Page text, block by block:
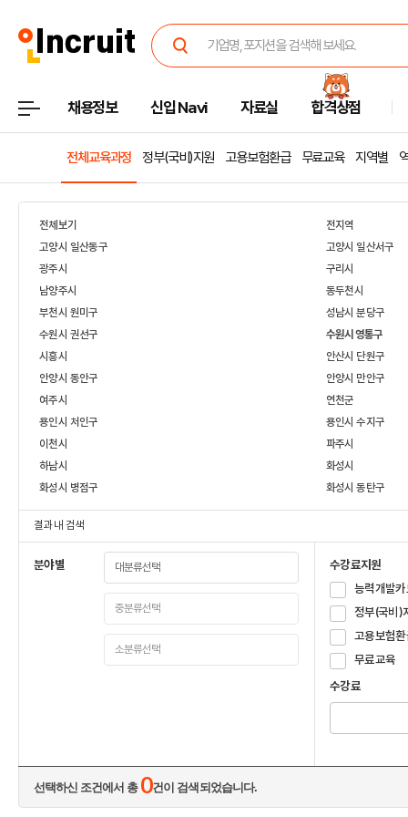
채용정보 신입 Navi 자료실 합격상점
전체교육과정 정부(국비)지원 고용보험환급 무료교육 지역별
전체보기
전지역
고양시 일산동구
고양시 일산서구
광주시
구리시
남양주시
동두천시
부천시 원미구
성남시 분당구
수원시 권선구
수원시 영통구
시흥시
안산시 단원구
안양시 동안구
안양시 만안구
여주시
연천군
용인시 처인구
용인시 수지구
이천시
파주시
하남시
화성시
화성시 병점구
화성시 동탄구
결과 내 검색
분야별
수강료지원
능력개발
정부(국비)
고용보험
무료교육
수강료
선택하신 조건에서 총 0건이 검색되었습니다.